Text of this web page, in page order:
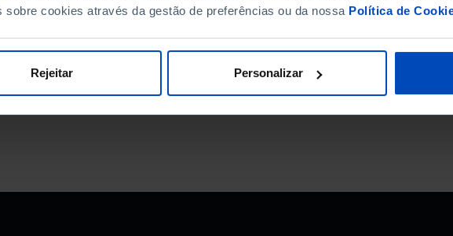
sobre cookies através da gestão de preferências ou da nossa Política de
Rejeitar Personalizar
DATA DE FIM